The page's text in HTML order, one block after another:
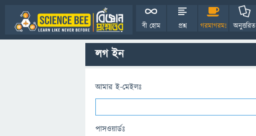
বী হোম প্রশ্ন গরমাগরম! অনুত্তরিত
লগ ইন
আমার ই-মেইলঃ
পাসওয়ার্ডঃ